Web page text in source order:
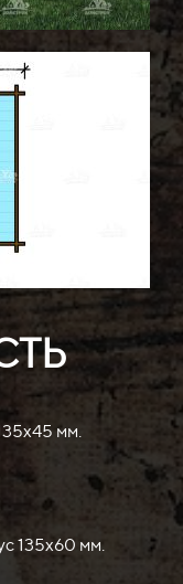
мм.
135х60 мм.